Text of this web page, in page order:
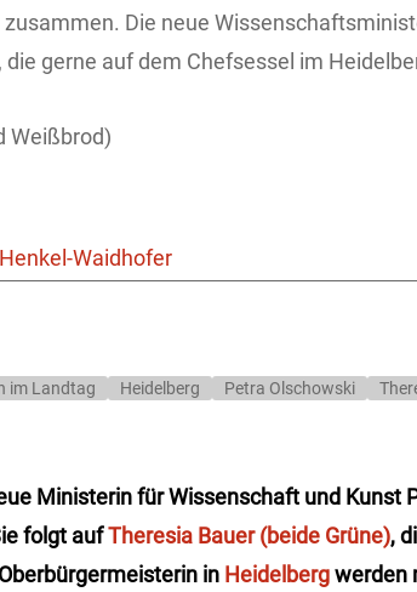
Die neue
die gerne auf dem Chefsessel im
Weißbrod)
Waidhofer
im Landtag Heidelberg Petra Olschowski
Ministerin für Wissenschaft und Kunst
folgt aufTheresia Bauer (beide Grüne),
in Heidelbergwerden